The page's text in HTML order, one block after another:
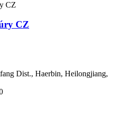
CZ
Dist., Haerbin, Heilongjiang,